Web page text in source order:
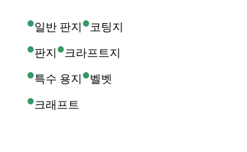
•일반 판지 •코팅지
•판지 •크라프트지
•특수 용지 •벨벳
•크래프트